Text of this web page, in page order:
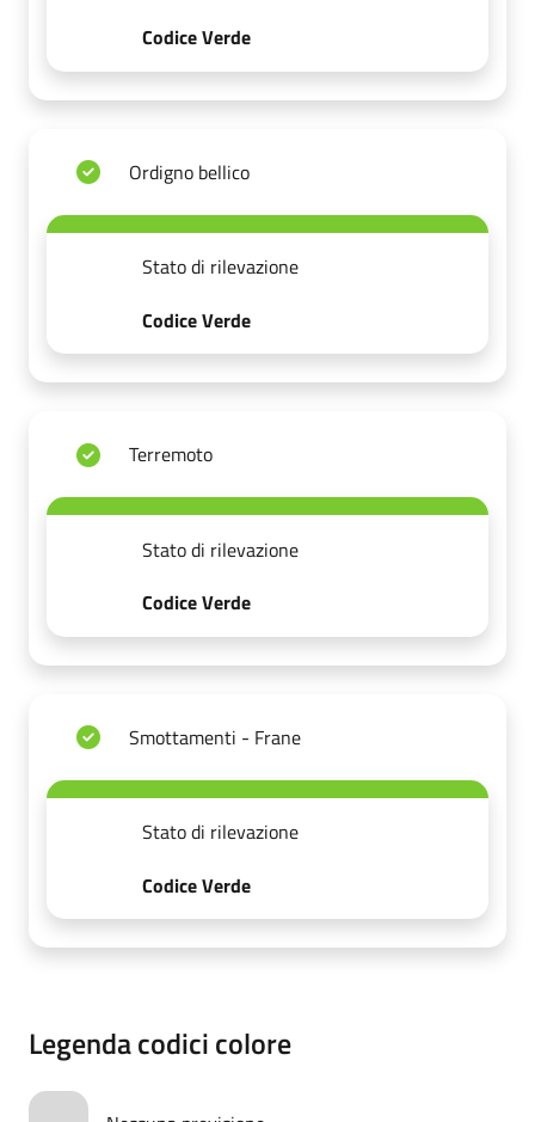
Codice Verde
Ordigno bellico
Stato di rilevazione
Codice Verde
Terremoto
Stato di rilevazione
Codice Verde
Smottamenti - Frane
Stato di rilevazione
Codice Verde
Legenda codici colore